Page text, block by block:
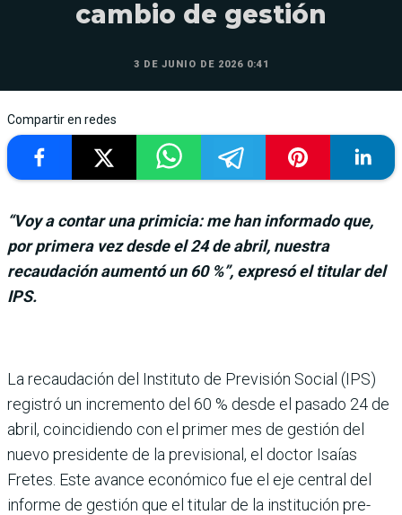
cambio de gestión
3 DE JUNIO DE 2026 0:41
Compartir en redes
“Voy a contar una primicia: me han informado que,
por primera vez desde el 24 de abril, nuestra
recaudación aumentó un 60 %”, expresó el titular del
IPS.
La recaudación del Ins­tituto de Previsión Social (IPS)
registró un incremento del 60 % desde el pasado 24 de
abril, coinci­diendo con el primer mes de gestión del
nuevo presidente de la previsional, el doctor Isaías
Fretes. Este avance económico fue el eje central del
informe de gestión que el titular de la institución pre­